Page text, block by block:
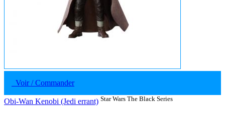
Voir / Commander
Obi-Wan Kenobi (Jedi errant) Star Wars The Black Series